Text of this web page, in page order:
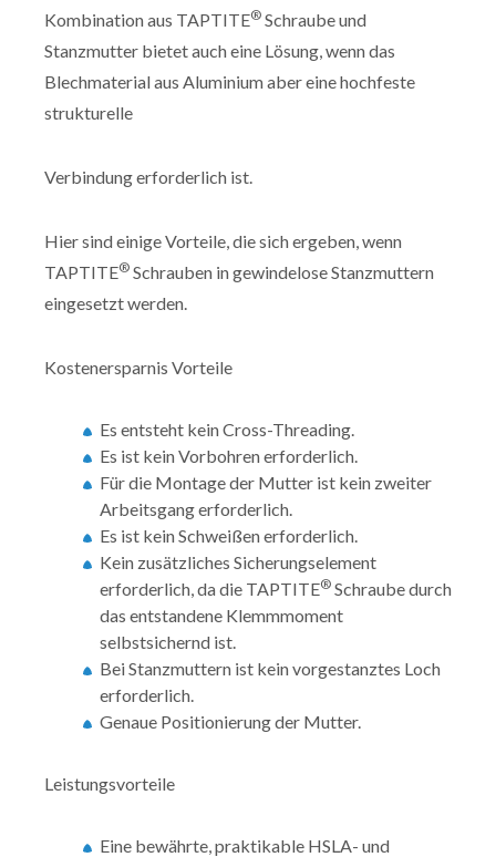
Kombination aus TAPTITE® Schraube und
Stanzmutter bietet auch eine Lösung, wenn das
Blechmaterial aus Aluminium aber eine hochfeste
strukturelle
Verbindung erforderlich ist.
Hier sind einige Vorteile, die sich ergeben, wenn
TAPTITE® Schrauben in gewindelose Stanzmuttern
eingesetzt werden.
Kostenersparnis Vorteile
Es entsteht kein Cross-Threading.
Es ist kein Vorbohren erforderlich.
Für die Montage der Mutter ist kein zweiter
Arbeitsgang erforderlich.
Es ist kein Schweißen erforderlich.
Kein zusätzliches Sicherungselement
erforderlich, da die TAPTITE® Schraube durch
das entstandene Klemmmoment
selbstsichernd ist.
Bei Stanzmuttern ist kein vorgestanztes Loch
erforderlich.
Genaue Positionierung der Mutter.
Leistungsvorteile
Eine bewährte, praktikable HSLA- und